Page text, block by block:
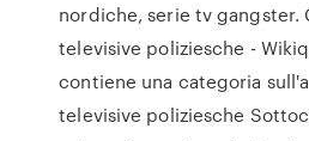
nordiche, serie tv gangster.
televisive poliziesche -
contiene una categoria
televisive poliziesche